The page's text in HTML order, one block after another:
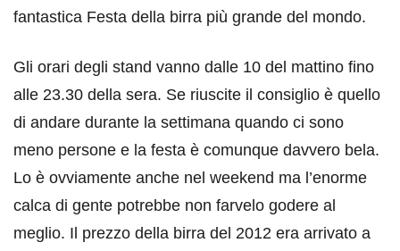
fantastica Festa della birra più grande del mondo.
Gli orari degli stand vanno dalle 10 del mattino fino
alle 23.30 della sera. Se riuscite il consiglio è quello
di andare durante la settimana quando ci sono
meno persone e la festa è comunque davvero bela.
Lo è ovviamente anche nel weekend ma l’enorme
calca di gente potrebbe non farvelo godere al
meglio. Il prezzo della birra del 2012 era arrivato a